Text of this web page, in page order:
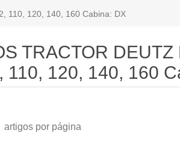
110, 120, 140, 160 Cabina: DX
TRACTOR
110, 120, 140, 160
artigos por página